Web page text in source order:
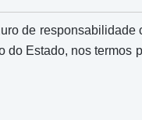
de responsabilidade
Estado, nos termos